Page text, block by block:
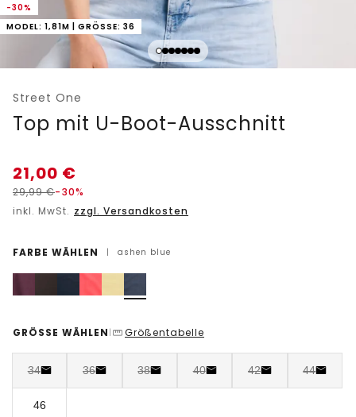
-30%
MODEL: 1,81M | GRÖSSE: 36
Street One
Top mit U-Boot-Ausschnitt
21,00 €
29,99€-30%
inkl. MwSt. zzgl. Versandkosten
FARBE WÄHLEN | ashen blue
GRÖSSE WÄHLEN | Größentabelle
34 36 38 40 42 44
46